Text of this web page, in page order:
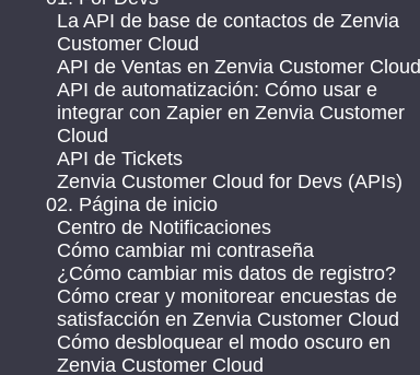
La API de base de contactos de Zenvia
Customer Cloud
API de Ventas en Zenvia Customer Cloud
API de automatización: Cómo usar e
integrar con Zapier en Zenvia Customer
Cloud
API de Tickets
Zenvia Customer Cloud for Devs (APIs)
02. Página de inicio
Centro de Notificaciones
Cómo cambiar mi contraseña
¿Cómo cambiar mis datos de registro?
Cómo crear y monitorear encuestas de
satisfacción en Zenvia Customer Cloud
Cómo desbloquear el modo oscuro en
Zenvia Customer Cloud